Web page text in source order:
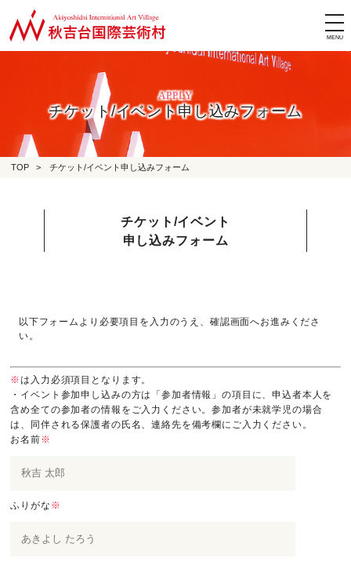
APPLY
チケット/イベント申し込みフォーム
TOP > チケット/イベント申し込みフォーム
チケット/イベント
申し込みフォーム
以下フォームより必要項目を入力のうえ、確認画面へお進みくださ
い。
※は入力必須項目となります。
・イベント参加申し込みの方は「参加者情報」の項目に、申込者本人を
含め全ての参加者の情報をご入力ください。参加者が未就学児の場合
は、同伴される保護者の氏名、連絡先を備考欄にご入力ください。
お名前※
ふりがな ※